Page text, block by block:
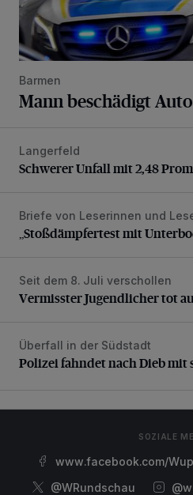
Barmen
Mann beschädigt
Schwerer Unfall mit 2,48
Langerfeld
Schwerer Unfall mit 2,48
„Stoßdämpfertest mit
Briefe von Leserinnen und
„Stoßdämpfertest mit
Vermisster Jugendlicher tot
Seit dem 8. Juli verschollen
Vermisster Jugendlicher tot
Polizei fahndet nach Dieb mit
Überfall in der Südstadt
Polizei fahndet nach Dieb mit
SOZIALE
www.facebook.com/
@WRundschau